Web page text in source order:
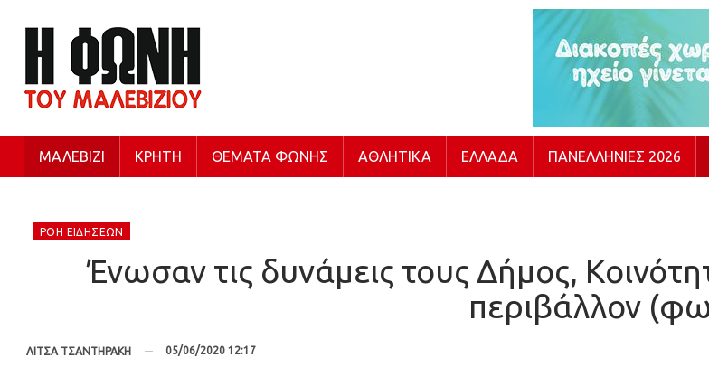
ΜΑΛΕΒΊΖΙ ΚΡΉΤΗ ΘΈΜΑΤΑ ΦΩΝΉΣ ΑΘΛΗΤΙΚΆ ΕΛΛΆΔΑ ΠΑΝΕΛΛΉΝΙΕΣ 2026
ΡΟΉ ΕΙΔΉΣΕΩΝ
Ένωσαν τις δυνάμεις τους Δήμος,
περιβάλλον
ΛΙΤΣΑ ΤΣΑΝΤΗΡΑΚΗ 05/06/2020 12:17